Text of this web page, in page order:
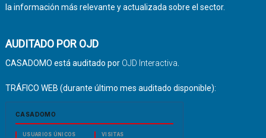
la información más relevante y actualizada sobre el sector.
AUDITADO POR OJD
CASADOMO está auditado por OJD Interactiva
TRÁFICO WEB (durante último mes auditado disponible):